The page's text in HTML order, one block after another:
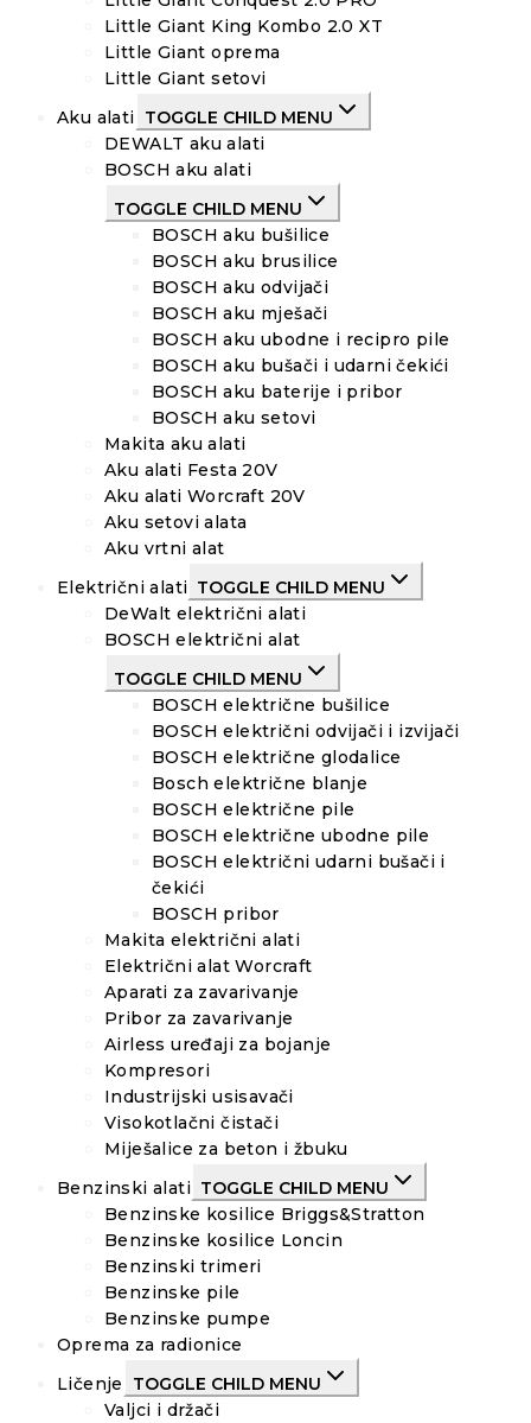
Little Giant King Kombo 2.0 XT
Little Giant oprema
Little Giant setovi
Aku alati TOGGLE CHILD MENU
DEWALT aku alati
BOSCH aku alati
TOGGLE CHILD MENU
BOSCH aku bušilice
BOSCH aku brusilice
BOSCH aku odvijači
BOSCH aku mješači
BOSCH aku ubodne i recipro pile
BOSCH aku bušači i udarni čekići
BOSCH aku baterije i pribor
BOSCH aku setovi
Makita aku alati
Aku alati Festa 20V
Aku alati Worcraft 20V
Aku setovi alata
Aku vrtni alat
Električni alati TOGGLE CHILD MENU
DeWalt električni alati
BOSCH električni alat
TOGGLE CHILD MENU
BOSCH električne bušilice
BOSCH električni odvijači i izvijači
BOSCH električne glodalice
Bosch električne blanje
BOSCH električne pile
BOSCH električne ubodne pile
BOSCH električni udarni bušači i
čekići
BOSCH pribor
Makita električni alati
Električni alat Worcraft
Aparati za zavarivanje
Pribor za zavarivanje
Airless uređaji za bojanje
Kompresori
Industrijski usisavači
Visokotlačni čistači
Miješalice za beton i žbuku
Benzinski alati TOGGLE CHILD MENU
Benzinske kosilice Briggs&Stratton
Benzinske kosilice Loncin
Benzinski trimeri
Benzinske pile
Benzinske pumpe
Oprema za radionice
Ličenje
TOGGLE CHILD MENU
Valjci i držači